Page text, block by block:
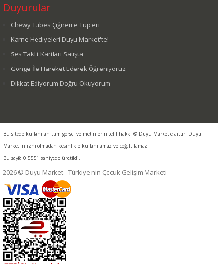
Duyurular
Chewy Tubes Çiğneme Tüpleri
Karne Hediyeleri Duyu Market'te!
Ses Taklit Kartları Satışta
Gonge İle Hareket Ederek Öğreniyoruz
Dikkat Ediyorum Doğru Okuyorum
Bu sitede kullanılan tüm görsel ve metinlerin telif hakkı © Duyu Market'e aittir. Duyu
Market'in izni olmadan kesinlikle kullanılamaz ve çoğaltılamaz.
Bu sayfa 0.5551 saniyede üretildi.
2026 © Duyu Market - Türkiye'nin Çocuk Gelişim Marketi